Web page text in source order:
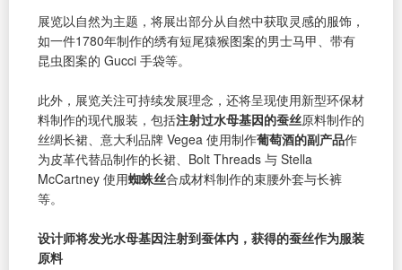
展览以自然为主题，将展出部分从自然中获取灵感的服饰，
如一件1780年制作的绣有短尾猿猴图案的男士马甲、带有
昆虫图案的 Gucci 手袋等。
此外，展览关注可持续发展理念，还将呈现使用新型环保材
料制作的现代服装，包括注射过水母基因的蚕丝原料制作的
丝绸长裙、意大利品牌 Vegea 使用制作葡萄酒的副产品作
为皮革代替品制作的长裙、Bolt Threads 与 Stella
McCartney 使用蜘蛛丝合成材料制作的束腰外套与长裤
等。
设计师将发光水母基因注射到蚕体内，获得的蚕丝作为服装
原料